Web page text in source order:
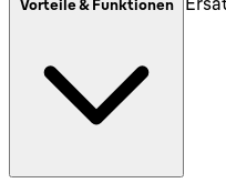
Vorteile & Funktionen